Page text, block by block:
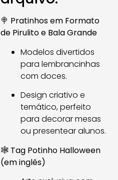
🍭 Pratinhos em Formato
de Pirulito e Bala Grande
Modelos divertidos
para lembrancinhas
com doces.
Design criativo e
temático, perfeito
para decorar mesas
ou presentear alunos.
🕸️ Tag Potinho Halloween
(em inglês)